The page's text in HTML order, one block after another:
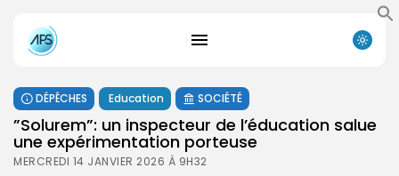
DÉPÊCHES Education SOCIÉTÉ
”Solurem”: un inspecteur de l’éducation salue
une expérimentation porteuse
MERCREDI 14 JANVIER 2026 À 9H32